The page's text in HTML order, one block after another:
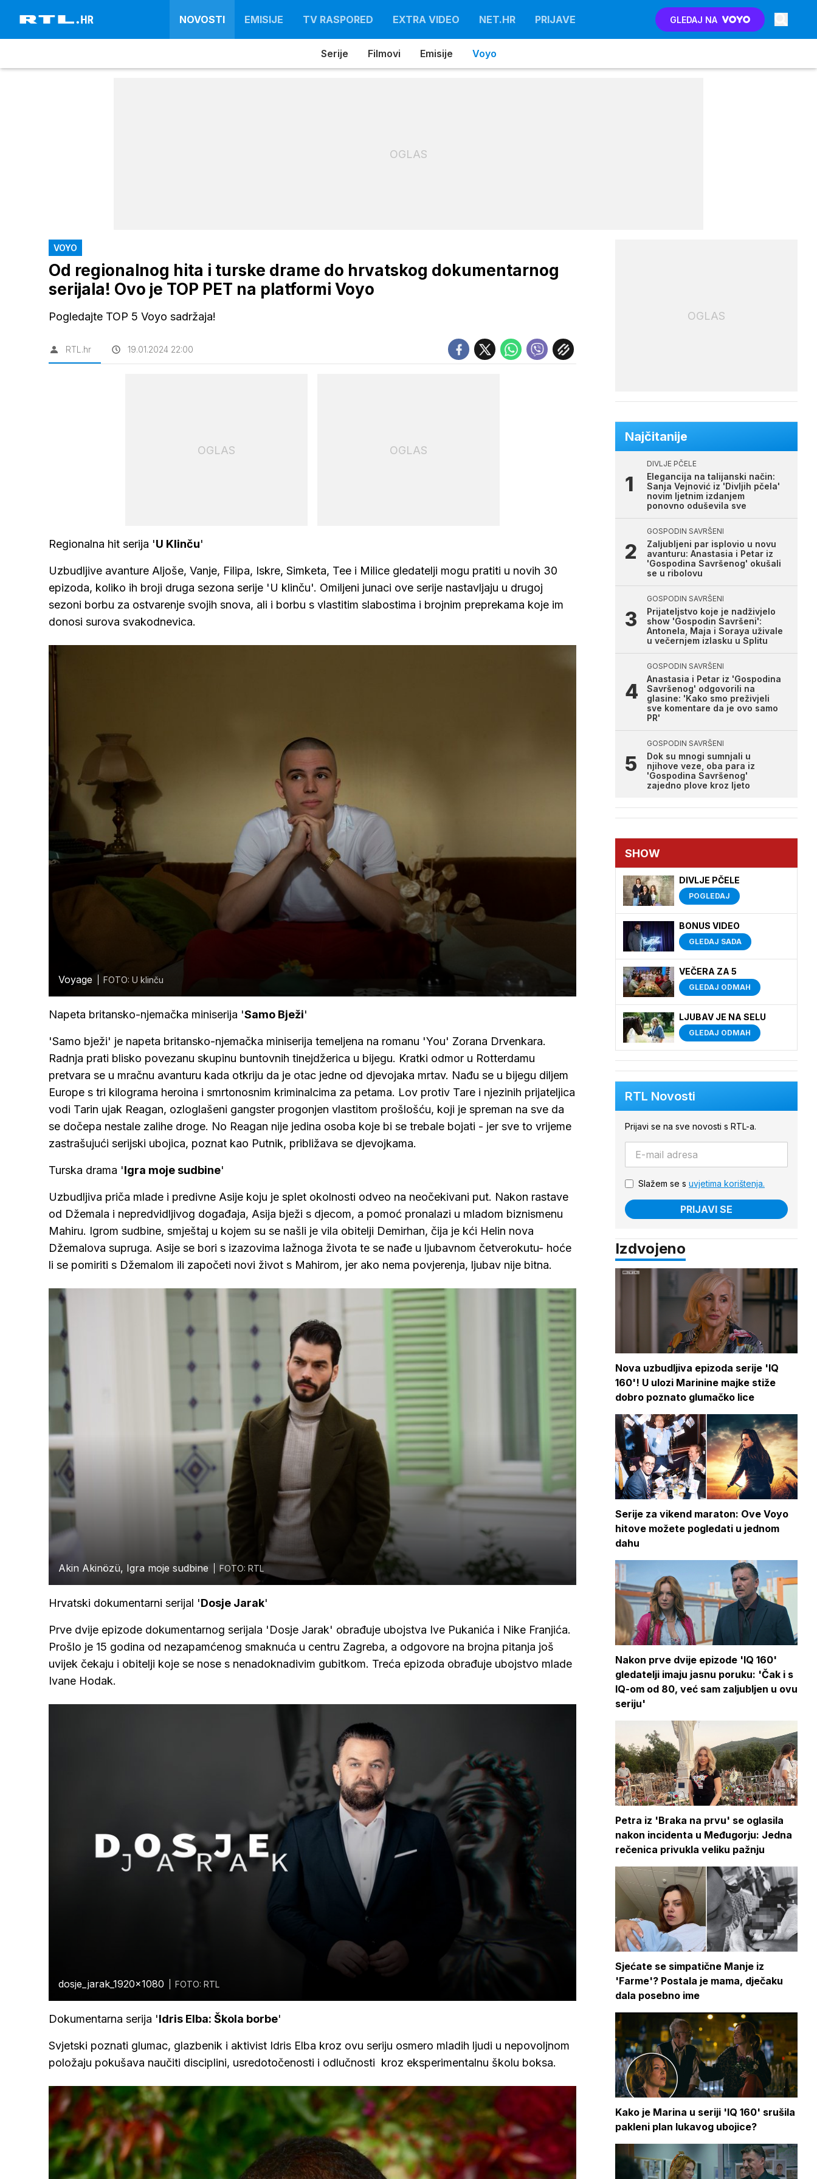
NOVOSTI EMISIJE TV RASPORED EXTRA VIDEO NET.HR PRIJAVE GLEDAJ NA
Serije Filmovi Emisije Voyo
OGLAS
VOYO
Od regionalnog hita i turske drame do hrvatskog dokumentarnog
serijala! Ovo je TOP PET na platformi Voyo
Pogledajte TOP 5 Voyo sadržaja!
RTL.hr 19.01.2024 22:00
OGLAS OGLAS
Regionalna hit serija 'U Klinču'
Uzbudljive avanture Aljoše, Vanje, Filipa, Iskre, Simketa, Tee i Milice gledatelji mogu pratiti u novih 30
epizoda, koliko ih broji druga sezona serije 'U klinču'. Omiljeni junaci ove serije nastavljaju u drugoj
sezoni borbu za ostvarenje svojih snova, ali i borbu s vlastitim slabostima i brojnim preprekama koje im
donosi surova svakodnevica.
Voyage FOTO: U klinču
Napeta britansko-njemačka miniserija 'Samo Bježi'
'Samo bježi' je napeta britansko-njemačka miniserija temeljena na romanu 'You' Zorana Drvenkara.
Radnja prati blisko povezanu skupinu buntovnih tinejdžerica u bijegu. Kratki odmor u Rotterdamu
pretvara se u mračnu avanturu kada otkriju da je otac jedne od djevojaka mrtav. Nađu se u bijegu diljem
Europe s tri kilograma heroina i smrtonosnim kriminalcima za petama. Lov protiv Tare i njezinih prijateljica
vodi Tarin ujak Reagan, ozloglašeni gangster progonjen vlastitom prošlošću, koji je spreman na sve da
se dočepa nestale zalihe droge. No Reagan nije jedina osoba koje bi se trebale bojati - jer sve to vrijeme
zastrašujući serijski ubojica, poznat kao Putnik, približava se djevojkama.
Turska drama 'Igra moje sudbine'
Uzbudljiva priča mlade i predivne Asije koju je splet okolnosti odveo na neočekivani put. Nakon rastave
od Džemala i nepredvidljivog događaja, Asija bježi s djecom, a pomoć pronalazi u mladom biznismenu
Mahiru. Igrom sudbine, smještaj u kojem su se našli je vila obitelji Demirhan, čija je kći Helin nova
Džemalova supruga. Asije se bori s izazovima lažnoga života te se nađe u ljubavnom četverokutu- hoće
li se pomiriti s Džemalom ili započeti novi život s Mahirom, jer ako nema povjerenja, ljubav nije bitna.
Akin Akinözü, Igra moje sudbine FOTO: RTL
Hrvatski dokumentarni serijal 'Dosje Jarak'
Prve dvije epizode dokumentarnog serijala 'Dosje Jarak' obrađuje ubojstva Ive Pukanića i Nike Franjića.
Prošlo je 15 godina od nezapamćenog smaknuća u centru Zagreba, a odgovore na brojna pitanja još
uvijek čekaju i obitelji koje se nose s nenadoknadivim gubitkom. Treća epizoda obrađuje ubojstvo mlade
Ivane Hodak.
dosje_jarak_1920x1080 FOTO: RTL
Dokumentarna serija 'Idris Elba: Škola borbe'
Svjetski poznati glumac, glazbenik i aktivist Idris Elba kroz ovu seriju osmero mladih ljudi u nepovoljnom
položaju pokušava naučiti disciplini, usredotočenosti i odlučnosti kroz eksperimentalnu školu boksa.
OGLAS
Najčitanije
DIVLJE PČELE
Elegancija na talijanski način:
Sanja Vejnović iz 'Divljih pčela'
novim ljetnim izdanjem
ponovno oduševila sve
GOSPODIN SAVRŠENI
Zaljubljeni par isplovio u novu
avanturu: Anastasia i Petar iz
'Gospodina Savršenog' okušali
se u ribolovu
GOSPODIN SAVRŠENI
Prijateljstvo koje je nadživjelo
show 'Gospodin Savršeni':
Antonela, Maja i Soraya uživale
u večernjem izlasku u Splitu
GOSPODIN SAVRŠENI
Anastasia i Petar iz 'Gospodina
Savršenog' odgovorili na
glasine: 'Kako smo preživjeli
sve komentare da je ovo samo
PR'
GOSPODIN SAVRŠENI
Dok su mnogi sumnjali u
njihove veze, oba para iz
'Gospodina Savršenog'
zajedno plove kroz ljeto
SHOW
DIVLJE PČELE
POGLEDAJ
BONUS VIDEO
GLEDAJ SADA
VEČERA ZA 5
GLEDAJ ODMAH
LJUBAV JE NA SELU
GLEDAJ ODMAH
RTL Novosti
Prijavi se na sve novosti s RTL-a.
Slažem se s uvjetima korištenja.
PRIJAVI SE
Izdvojeno
Nova uzbudljiva epizoda serije 'IQ
160'! U ulozi Marinine majke stiže
dobro poznato glumačko lice
Serije za vikend maraton: Ove Voyo
hitove možete pogledati u jednom
dahu
Nakon prve dvije epizode 'IQ 160'
gledatelji imaju jasnu poruku: 'Čak i s
IQ-om od 80, već sam zaljubljen u ovu
seriju'
Petra iz 'Braka na prvu' se oglasila
nakon incidenta u Međugorju: Jedna
rečenica privukla veliku pažnju
Sjećate se simpatične Manje iz
'Farme'? Postala je mama, dječaku
dala posebno ime
Kako je Marina u seriji 'IQ 160' srušila
pakleni plan lukavog ubojice?